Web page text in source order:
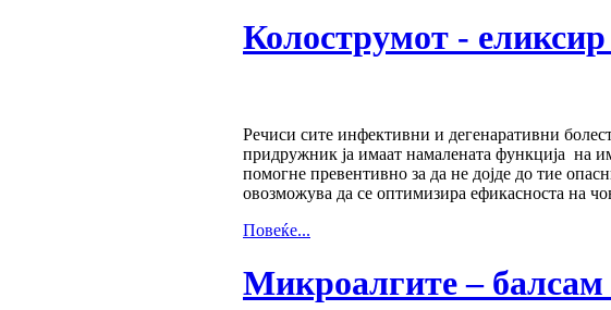
Колострумот -
Речиси сите инфективни и дегенаративни
придружник ја имаат намалената функција на
помогне превентивно за да не дојде до тие
овозможува да се оптимизира ефикасноста на
Повеќе...
Микроалгите – балсам